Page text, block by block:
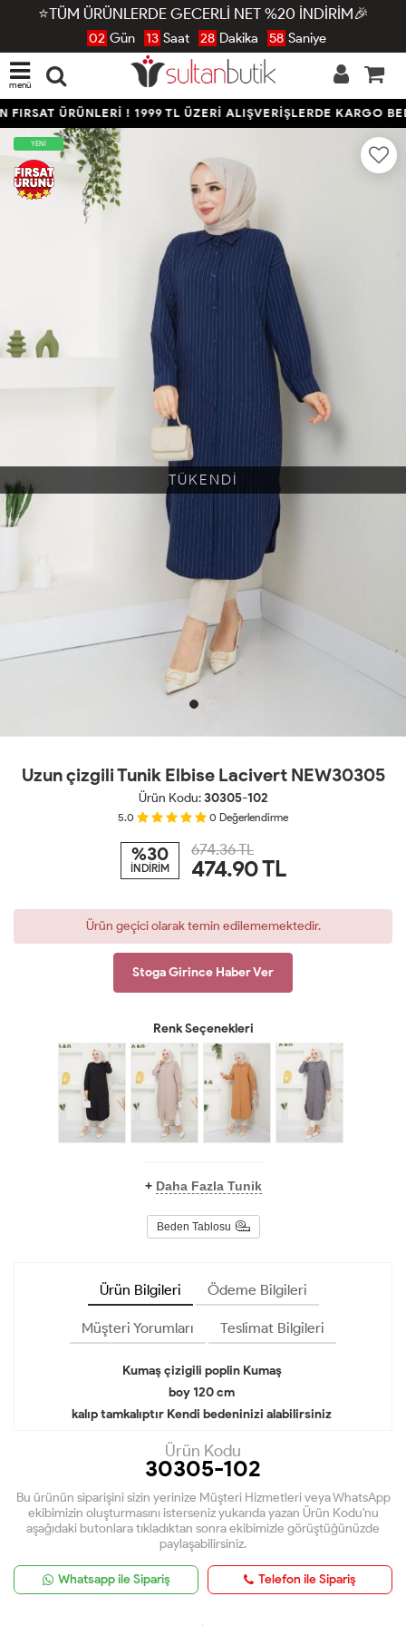
⭐TÜM ÜRÜNLERDE GECERLİ NET %20 İNDİRİM🎉
02 Gün 13 Saat 28 Dakika 57 Saniye
menü
ÜRÜNLERİ ! 1999 TL ÜZERİ ALIŞVERİŞLERDE KARGO
TÜKENDİ
YENİ
Uzun çizgili Tunik Elbise Lacivert NEW30305
Ürün Kodu:30305-102
5.0 0 Değerlendirme
%30
İNDİRİM
674.36 TL
474.90TL
Ürün geçici olarak temin edilememektedir.
Stoga Girince Haber Ver
Renk Seçenekleri
+ Daha Fazla Tunik
Beden Tablosu
Ürün Bilgileri Ödeme Bilgileri
Müşteri Yorumları Teslimat Bilgileri
Kumaş çizigili poplin Kumaş
boy 120 cm
kalıp tamkalıptır Kendi bedeninizi alabilirsiniz
Ürün Kodu
30305-102
Bu ürünün siparişini sizin yerinize Müşteri Hizmetleri veya WhatsApp
ekibimizin oluşturmasını isterseniz yukarıda yazan Ürün Kodu'nu
aşağıdaki butonlara tıkladıktan sonra ekibimizle görüştüğünüzde
paylaşabilirsiniz.
Whatsapp ile Sipariş Telefon ile Sipariş